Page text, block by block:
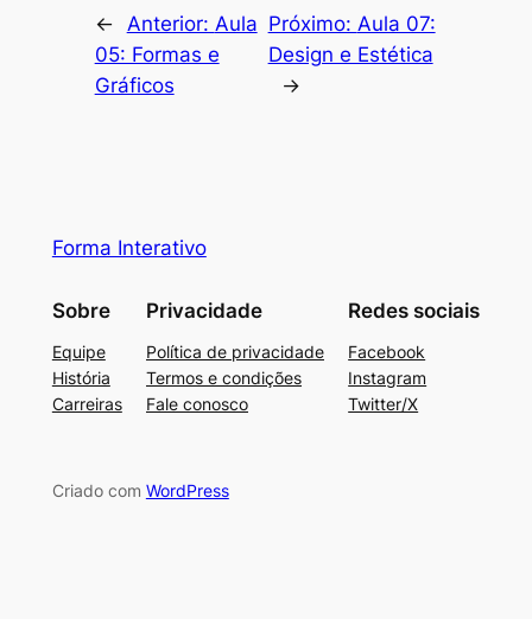
← Anterior: Aula
05: Formas e
Gráficos
Próximo: Aula 07:
Design e Estética
→
Forma Interativo
Sobre
Equipe
História
Carreiras
Privacidade
Política de privacidade
Termos e condições
Fale conosco
Redes sociais
Facebook
Instagram
Twitter/X
Criado com WordPress